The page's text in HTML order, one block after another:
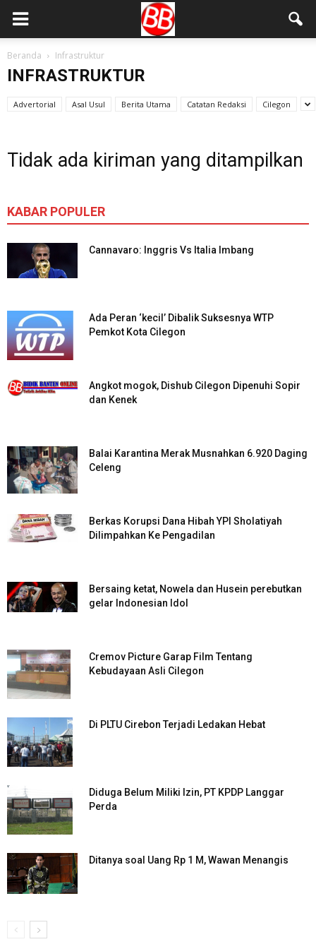
Beranda Infrastruktur
INFRASTRUKTUR
Advertorial Asal Usul Berita Utama Catatan Redaksi Cilegon
Tidak ada kiriman yang ditampilkan
KABAR POPULER
Cannavaro: Inggris Vs Italia Imbang
Ada Peran ‘kecil’ Dibalik Suksesnya WTP
Pemkot Kota Cilegon
Angkot mogok, Dishub Cilegon Dipenuhi Sopir
dan Kenek
Balai Karantina Merak Musnahkan 6.920 Daging
Celeng
Berkas Korupsi Dana Hibah YPI Sholatiyah
Dilimpahkan Ke Pengadilan
Bersaing ketat, Nowela dan Husein perebutkan
gelar Indonesian Idol
Cremov Picture Garap Film Tentang
Kebudayaan Asli Cilegon
Di PLTU Cirebon Terjadi Ledakan Hebat
Diduga Belum Miliki Izin, PT KPDP Langgar
Perda
Ditanya soal Uang Rp 1 M, Wawan Menangis